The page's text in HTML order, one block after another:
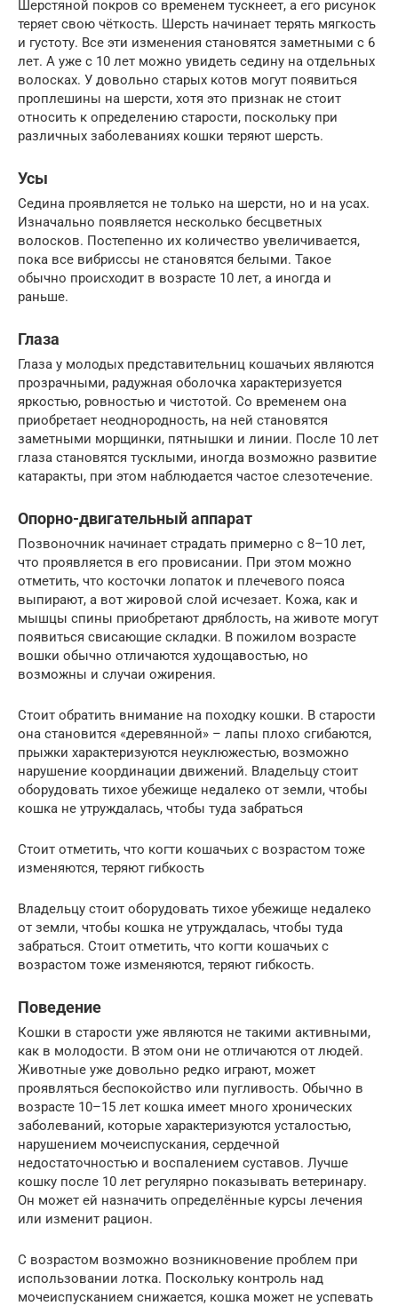
Шерстяной покров со временем тускнеет, а его рисунок
теряет свою чёткость. Шерсть начинает терять мягкость
и густоту. Все эти изменения становятся заметными с 6
лет. А уже с 10 лет можно увидеть седину на отдельных
волосках. У довольно старых котов могут появиться
проплешины на шерсти, хотя это признак не стоит
относить к определению старости, поскольку при
различных заболеваниях кошки теряют шерсть.
Усы
Седина проявляется не только на шерсти, но и на усах.
Изначально появляется несколько бесцветных
волосков. Постепенно их количество увеличивается,
пока все вибриссы не становятся белыми. Такое
обычно происходит в возрасте 10 лет, а иногда и
раньше.
Глаза
Глаза у молодых представительниц кошачьих являются
прозрачными, радужная оболочка характеризуется
яркостью, ровностью и чистотой. Со временем она
приобретает неоднородность, на ней становятся
заметными морщинки, пятнышки и линии. После 10 лет
глаза становятся тусклыми, иногда возможно развитие
катаракты, при этом наблюдается частое слезотечение.
Опорно-двигательный аппарат
Позвоночник начинает страдать примерно с 8–10 лет,
что проявляется в его провисании. При этом можно
отметить, что косточки лопаток и плечевого пояса
выпирают, а вот жировой слой исчезает. Кожа, как и
мышцы спины приобретают дряблость, на животе могут
появиться свисающие складки. В пожилом возрасте
вошки обычно отличаются худощавостью, но
возможны и случаи ожирения.
Стоит обратить внимание на походку кошки. В старости
она становится «деревянной» – лапы плохо сгибаются,
прыжки характеризуются неуклюжестью, возможно
нарушение координации движений. Владельцу стоит
оборудовать тихое убежище недалеко от земли, чтобы
кошка не утруждалась, чтобы туда забраться
Стоит отметить, что когти кошачьих с возрастом тоже
изменяются, теряют гибкость
Владельцу стоит оборудовать тихое убежище недалеко
от земли, чтобы кошка не утруждалась, чтобы туда
забраться. Стоит отметить, что когти кошачьих с
возрастом тоже изменяются, теряют гибкость.
Поведение
Кошки в старости уже являются не такими активными,
как в молодости. В этом они не отличаются от людей.
Животные уже довольно редко играют, может
проявляться беспокойство или пугливость. Обычно в
возрасте 10–15 лет кошка имеет много хронических
заболеваний, которые характеризуются усталостью,
нарушением мочеиспускания, сердечной
недостаточностью и воспалением суставов. Лучше
кошку после 10 лет регулярно показывать ветеринару.
Он может ей назначить определённые курсы лечения
или изменит рацион.
С возрастом возможно возникновение проблем при
использовании лотка. Поскольку контроль над
мочеиспусканием снижается, кошка может не успевать